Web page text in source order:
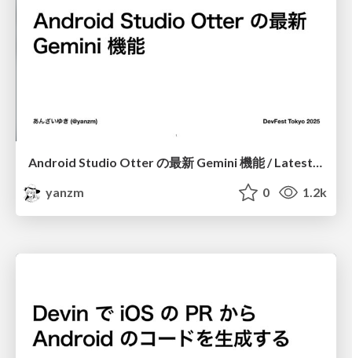
Android Studio Otter の最新 Gemini 機能 / Latest Gemini features in Android Studio Otter
yanzm
0 1.2k